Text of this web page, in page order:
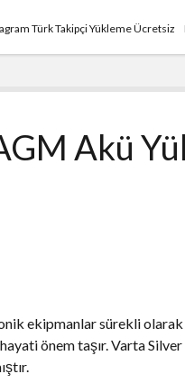
Türk Takipçi Yükleme Ücretsiz
Akü
ekipmanlar sürekli olarak
önem taşır. Varta